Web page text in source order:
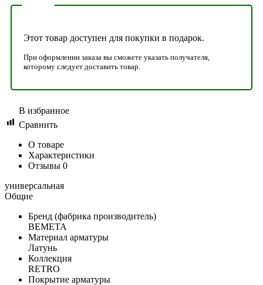
Этот товар доступен для покупки в подарок.
При оформлении заказа вы сможете указать получателя,
которому следует доставить товар.
В избранное
Сравнить
О товаре
Характеристики
Отзывы 0
универсальная
Общие
Бренд (фабрика производитель)
BEMETA
Материал арматуры
Латунь
Коллекция
RETRO
Покрытие арматуры